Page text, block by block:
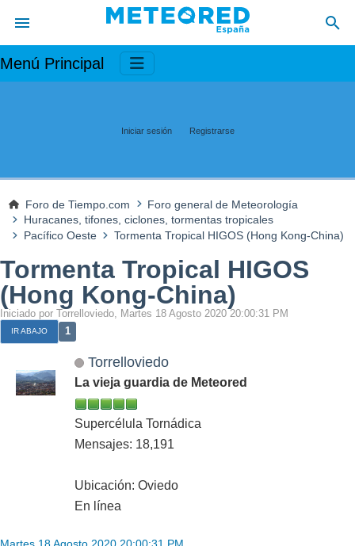
Menú Principal
Iniciar sesión Registrarse
Foro de Tiempo.com
Foro general de Meteorología
Huracanes, tifones, ciclones, tormentas tropicales
Pacífico Oeste
Tormenta Tropical HIGOS (Hong Kong-China)
Tormenta Tropical HIGOS
(Hong Kong-China)
Iniciado por Torrelloviedo, Martes 18 Agosto 2020 20:00:31 PM
IR ABAJO 1
Torrelloviedo
La vieja guardia de Meteored
Supercélula Tornádica
Mensajes: 18,191
Ubicación: Oviedo
En línea